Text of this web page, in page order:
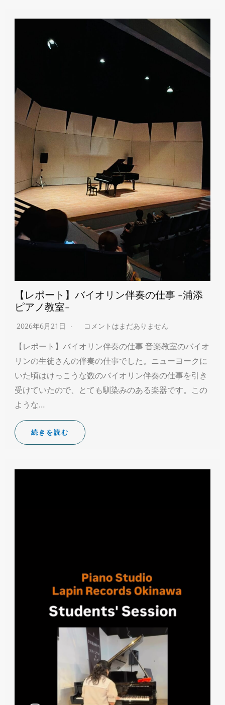
【レポート】バイオリン伴奏の仕事 -浦添
ピアノ教室-
2026年6月21日 コメントはまだありません
【レポート】バイオリン伴奏の仕事 音楽教室のバイオ
リンの生徒さんの伴奏の仕事でした。ニューヨークに
いた頃はけっこうな数のバイオリン伴奏の仕事を引き
受けていたので、とても馴染みのある楽器です。この
ような…
続きを読む